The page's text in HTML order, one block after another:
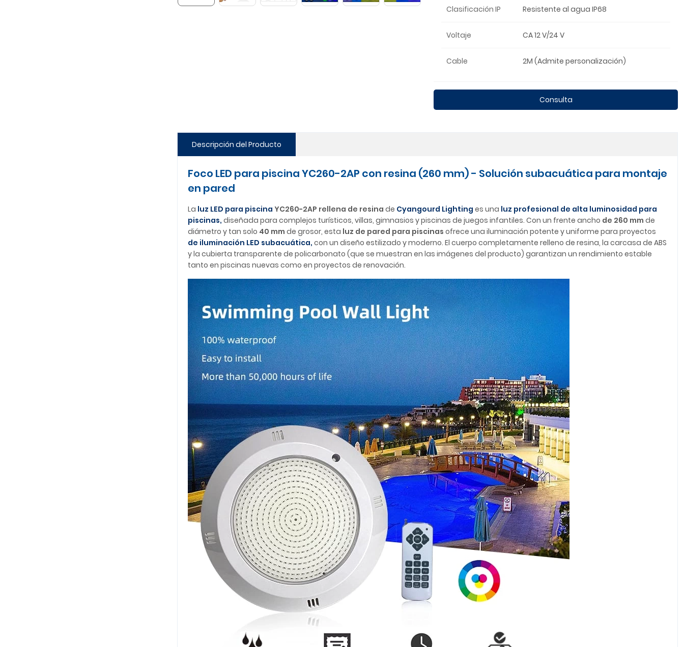
Clasificación IP Resistente al agua IP68
Voltaje CA 12 V/24 V
Cable 2M (Admite personalización)
Consulta
Descripción del Producto
Foco LED para piscina YC260-2AP con resina (260 mm) - Solución subacuática para montaje
en pared
La luz LED para piscina YC260-2AP rellena de resina de Cyangourd Lighting es una luz profesional de alta luminosidad para
piscinas, diseñada para complejos turísticos, villas, gimnasios y piscinas de juegos infantiles. Con un frente ancho de 260 mm de
diámetro y tan solo 40 mm de grosor, esta luz de pared para piscinas ofrece una iluminación potente y uniforme para proyectos
de iluminación LED subacuática, con un diseño estilizado y moderno. El cuerpo completamente relleno de resina, la carcasa de ABS
y la cubierta transparente de policarbonato (que se muestran en las imágenes del producto) garantizan un rendimiento estable
tanto en piscinas nuevas como en proyectos de renovación.